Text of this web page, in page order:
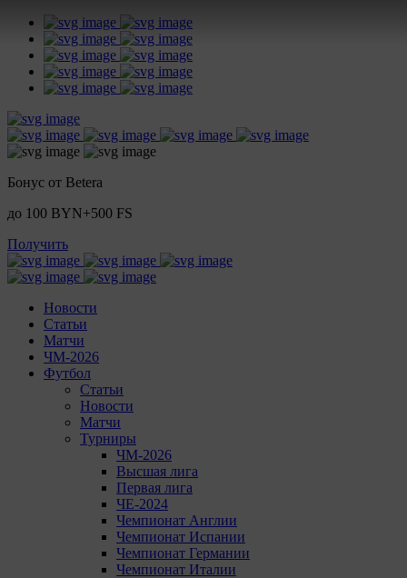
Бонус от Betera
до 100 BYN+500 FS
Получить
Новости
Статьи
Матчи
ЧМ-2026
Футбол
Статьи
Новости
Матчи
Турниры
ЧМ-2026
Высшая лига
Первая лига
ЧЕ-2024
Чемпионат Англии
Чемпионат Испании
Чемпионат Германии
Чемпионат Италии